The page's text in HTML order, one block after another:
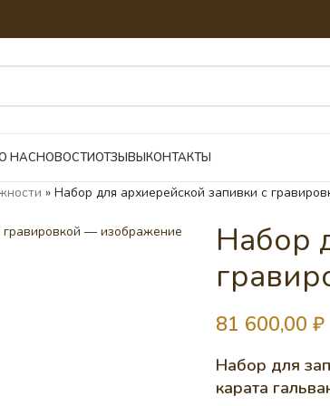
НАСНОВОСТИОТЗЫВЫКОНТАКТЫ
» Набор для архиерейской запивки с
Набор
81 600,00 ₽
Набор для
карата